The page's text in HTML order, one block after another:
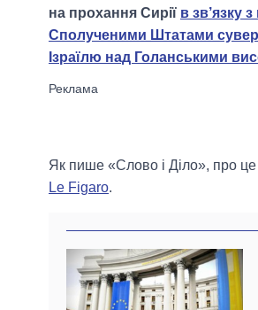
на прохання Сирії в зв’язку
Сполученими Штатами
Ізраїлю над Голанськими
Як пише «Слово і Діло», про
Le Figaro.